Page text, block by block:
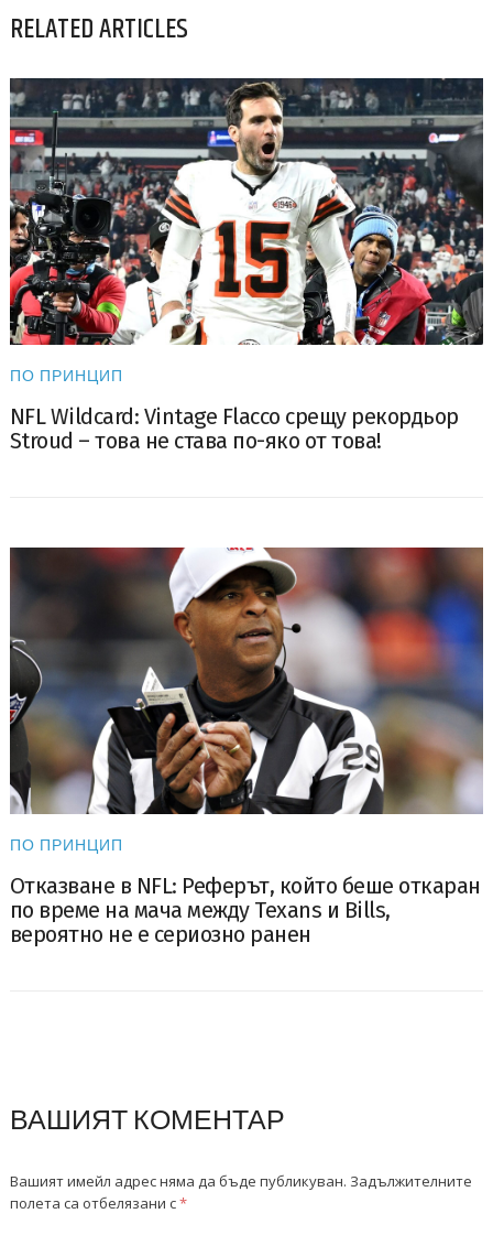
RELATED ARTICLES
ПО ПРИНЦИП
NFL Wildcard: Vintage Flacco срещу рекордьор
Stroud – това не става по-яко от това!
ПО ПРИНЦИП
Отказване в NFL: Реферът, който беше откаран
по време на мача между Texans и Bills,
вероятно не е сериозно ранен
ВАШИЯТ КОМЕНТАР
Вашият имейл адрес няма да бъде публикуван. Задължителните
полета са отбелязани с*